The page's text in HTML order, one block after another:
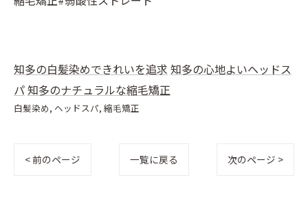
知多の白髪染めできれいを追求 知多の心地よいヘッドス
パ知多のナチュラルな縮毛矯正
白髪染め ヘッドスパ 縮毛矯正
< 前のページ 一覧に戻る 次のページ >